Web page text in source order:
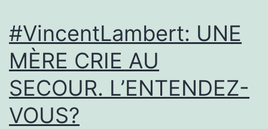
#VincentLambert: UNE
MÈRE CRIE AU
SECOUR. L’ENTENDEZ-
VOUS?